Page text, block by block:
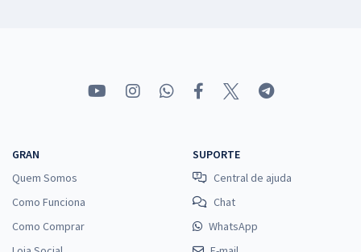
GRAN
Quem Somos
Como Funciona
Como Comprar
SUPORTE
Central de ajuda
Chat
WhatsApp